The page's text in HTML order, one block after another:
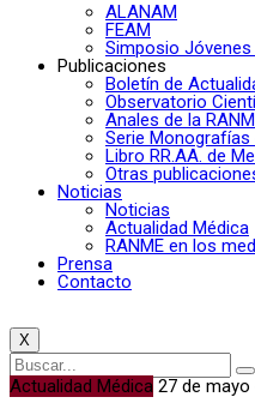
ALANAM
FEAM
Simposio
Publicaciones
Boletín de
Observatorio
Anales de la
Serie Monografías
Libro RR.AA. de
Otras
Noticias
Noticias
Actualidad Médica
RANME en los
Prensa
Contacto
X
Actualidad Médica 27 de mayo